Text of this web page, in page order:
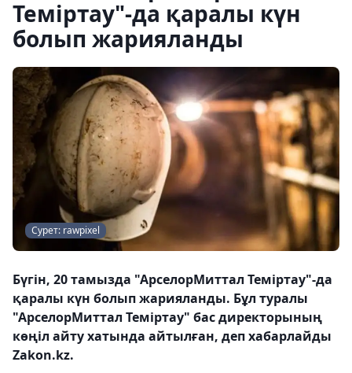
Теміртау"-да қаралы күн
болып жарияланды
Сурет: rawpixel
Бүгін, 20 тамызда "АрселорМиттал Теміртау"-да
қаралы күн болып жарияланды. Бұл туралы
"АрселорМиттал Теміртау" бас директорының
көңіл айту хатында айтылған, деп хабарлайды
Zakon.kz.